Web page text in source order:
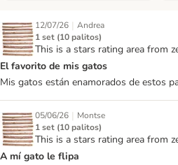
12/07/26 | Andrea
1 set (10 palitos)
This is a stars rating area from
El favorito de mis gatos
Mis gatos están enamorados de estos
05/06/26 | Montse
1 set (10 palitos)
This is a stars rating area from
A mí gato le flipa